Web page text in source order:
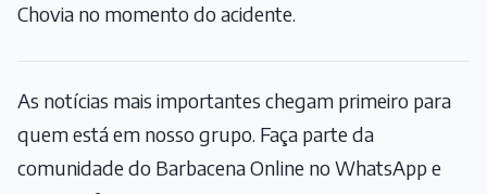
Chovia no momento do acidente.
As notícias mais importantes chegam primeiro para
quem está em nosso grupo. Faça parte da
comunidade do Barbacena Online no WhatsApp e